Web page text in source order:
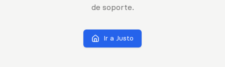
de soporte.
Ir a Justo